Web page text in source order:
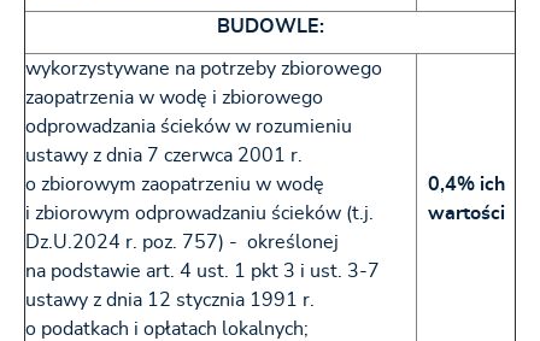
BUDOWLE:
wykorzystywane na potrzeby zbiorowego
zaopatrzenia w wodę i zbiorowego
odprowadzania ścieków w rozumieniu
ustawy z dnia 7 czerwca 2001 r.
o zbiorowym zaopatrzeniu w wodę
i zbiorowym odprowadzaniu ścieków (t.j.
Dz.U.2024 r. poz. 757) - określonej
na podstawie art. 4 ust. 1 pkt 3 i ust. 3-7
ustawy z dnia 12 stycznia 1991 r.
o podatkach i opłatach lokalnych;
0,4% ich
wartości